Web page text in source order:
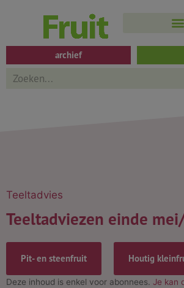
inhoud
archief
Search
Teeltadvies
Teeltadviezen einde
Pit- en steenfruit Houtig
Deze inhoud is enkel voor abonnees. Je kan